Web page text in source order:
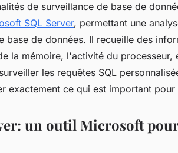
de surveillance de base de
SQL Server, permettant une
base de données. Il recueille des
la mémoire, l'activité du processeur,
les requêtes SQL
exactement ce qui est important
un outil Microsoft